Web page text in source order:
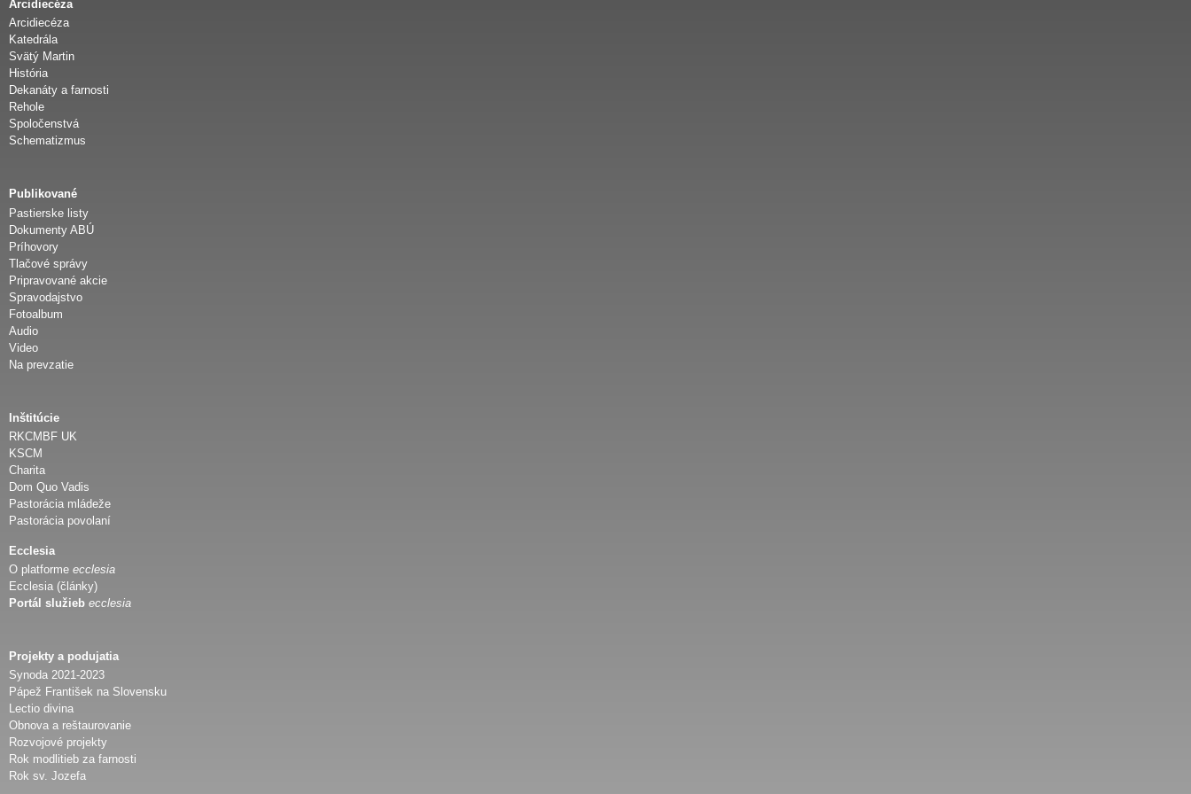
d
i
e
c
é
z
a
Arcidiecéza
Arcidiecéza
Katedrála
Svätý Martin
História
Dekanáty a farnosti
Rehole
Spoločenstvá
Schematizmus
Publikované
Pastierske listy
Dokumenty ABÚ
Príhovory
Tlačové správy
Pripravované akcie
Spravodajstvo
Fotoalbum
Audio
Video
Na prevzatie
Inštitúcie
RKCMBF UK
KSCM
Charita
Dom Quo Vadis
Pastorácia mládeže
Pastorácia povolaní
Ecclesia
O platforme ecclesia
Ecclesia (články)
Portál služieb ecclesia
Projekty a podujatia
Synoda 2021-2023
Pápež František na Slovensku
Lectio divina
Obnova a reštaurovanie
Rozvojové projekty
Rok modlitieb za farnosti
Rok sv. Jozefa